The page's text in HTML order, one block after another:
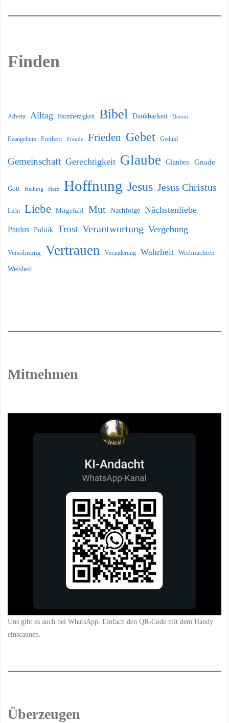
Finden
Advent Alltag Barmherzigkeit Bibel Dankbarkeit Demut
Evangelium Freiheit Freude Frieden Gebet Geduld
Gemeinschaft Gerechtigkeit Glaube Glauben Gnade
Gott Heilung Herz Hoffnung Jesus Jesus Christus
Licht Liebe Mitgefühl Mut Nachfolge Nächstenliebe
Paulus Politik Trost Verantwortung Vergebung
Versöhnung Vertrauen Veränderung Wahrheit Weihnachten
Weisheit
Mitnehmen
Uns gibt es auch bei WhatsApp. Einfach den QR-Code mit dem Handy
einscannen.
Überzeugen